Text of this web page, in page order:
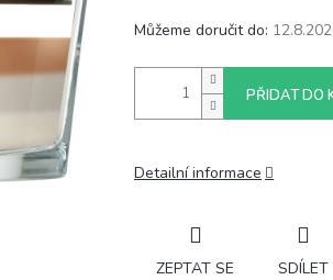
Můžeme doručit do:
PŘIDAT DO
Detailní informace
ZEPTAT SE SDÍLET